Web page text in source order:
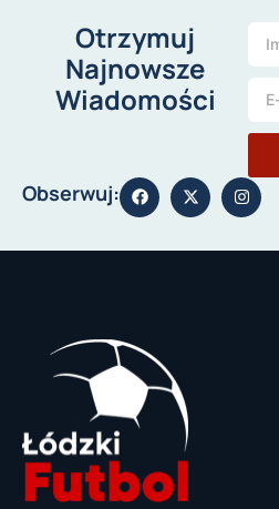
Otrzymuj
Najnowsze
Wiadomości
Obserwuj: